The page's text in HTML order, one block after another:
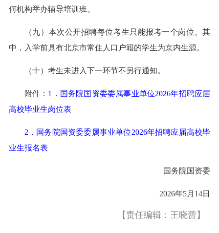
何机构举办辅导培训班。
（九）本次公开招聘每位考生只能报考一个岗位。其
中，入学前具有北京市常住人口户籍的学生为京内生源。
（十）考生未进入下一环节不另行通知。
附件： 1．国务院国资委委属事业单位2026年招聘应届
高校毕业生岗位表
2．国务院国资委委属事业单位2026年招聘应届高校毕
业生报名表
国务院国资委
2026年5月14日
【责任编辑：王晓蕾】